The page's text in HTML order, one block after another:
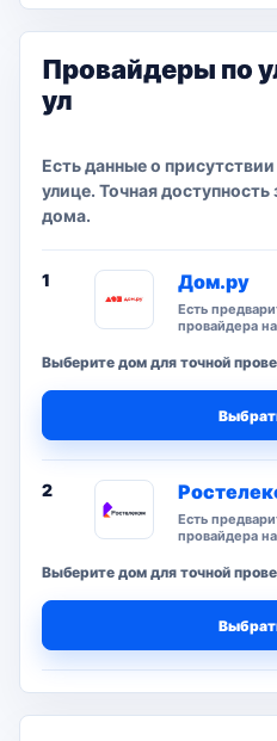
Провайдеры по
ул
Есть данные о
улице. Точная
дома.
1 Дом.ру
Есть
провайдера
Выберите дом для точной
2
Есть
провайдера
Выберите дом для точной